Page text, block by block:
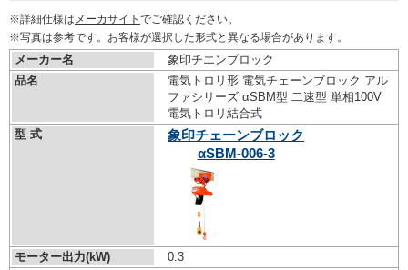
※詳細仕様は メーカサイト でご確認ください。
※写真は参考です。お客様が選択した形式と異なる場合があります。
メーカー名
象印チエンブロック
品名
電気トロリ形 電気チェーンブロック アル
ファシリーズ αSBM型 二速型 単相100V
電気トロリ結合式
型 式
象印チェーンブロック
αSBM-006-3
モーター出力(kW)
0.3